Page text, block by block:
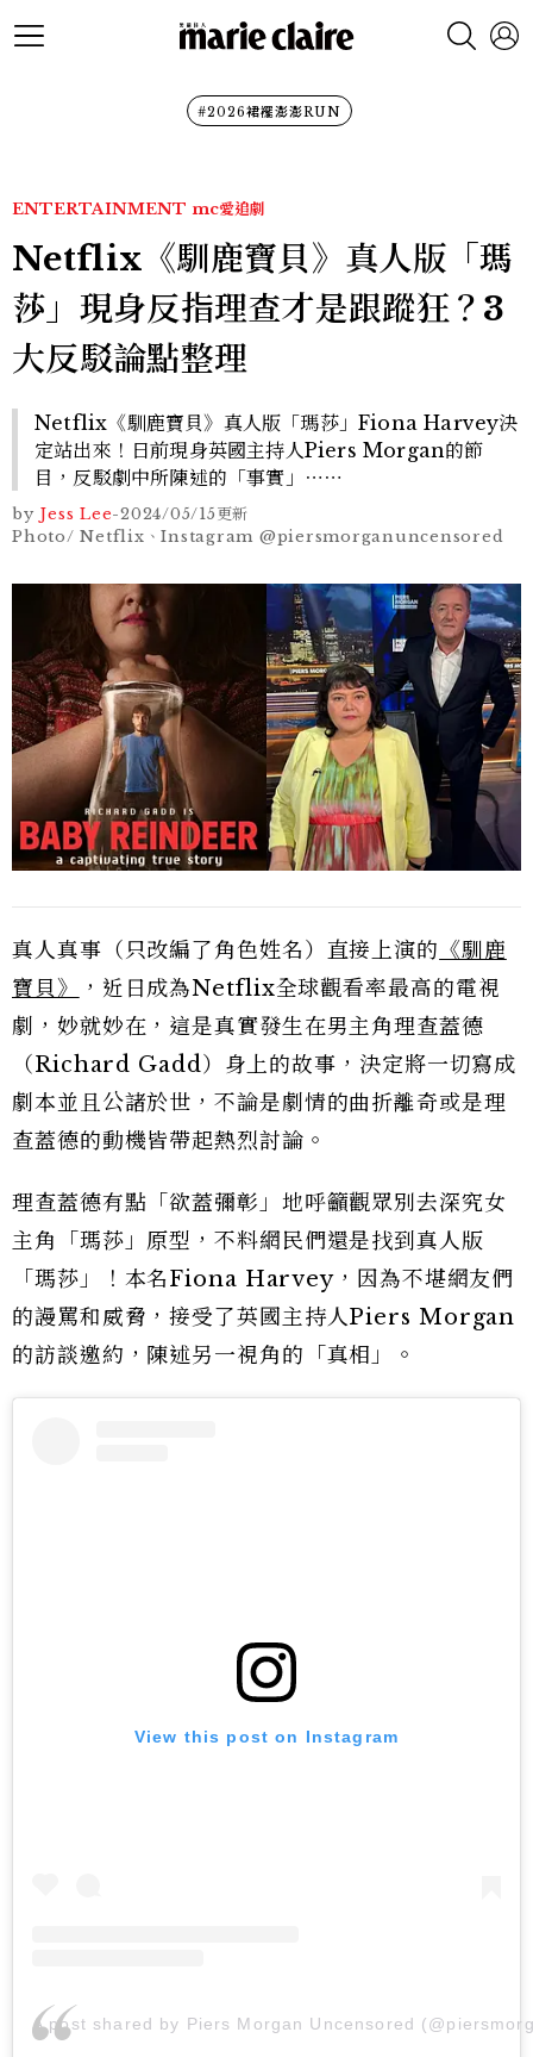
#2026裙襬澎澎RUN
ENTERTAINMENT mc愛追劇
Netflix《馴鹿寶貝》真人版「瑪
莎」現身反指理查才是跟蹤狂？3
大反駁論點整理
Netflix《馴鹿寶貝》真人版「瑪莎」Fiona Harvey決
定站出來！日前現身英國主持人Piers Morgan的節
目，反駁劇中所陳述的「事實」⋯⋯
by Jess Lee-2024/05/15更新
Photo/ Netflix、Instagram @piersmorganuncensored
真人真事（只改編了角色姓名）直接上演的 《馴鹿
寶貝》
，近日成為Netflix全球觀看率最高的電視
劇，妙就妙在，這是真實發生在男主角理查蓋德
（Richard Gadd）身上的故事，決定將一切寫成
劇本並且公諸於世，不論是劇情的曲折離奇或是理
查蓋德的動機皆帶起熱烈討論。
理查蓋德有點「欲蓋彌彰」地呼籲觀眾別去深究女
主角「瑪莎」原型，不料網民們還是找到真人版
「瑪莎」！本名Fiona Harvey，因為不堪網友們
的謾罵和威脅，接受了英國主持人Piers Morgan
的訪談邀約，陳述另一視角的「真相」。
View this post on Instagram
A post shared by Piers Morgan Uncensored